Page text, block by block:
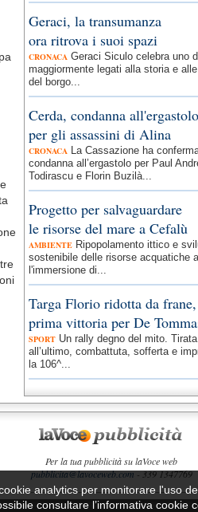
Geraci, la transumanza
ora ritrova i suoi spazi
CRONACA Geraci Siculo celebra uno
maggiormente legati alla storia e
del borgo...
Cerda, condanna all'ergastolo
per gli assassini di Alina
CRONACA La Cassazione ha
condanna all’ergastolo per Paul
Todirascu e Florin Buzilà...
Progetto per salvaguardare
le risorse del mare a Cefalù
AMBIENTE Ripopolamento ittico e
sostenibile delle risorse acquatiche
l'immersione di...
Targa Florio ridotta da frane,
prima vittoria per De
SPORT Un rally degno del mito.
all’ultimo, combattuta, sofferta e
la 106^...
Per la tua pubblicità su laVoce web
pubblicita@lavoceweb.com- 339 1347769
analytics per monitorare l'uso
consultare l’informativa cookie